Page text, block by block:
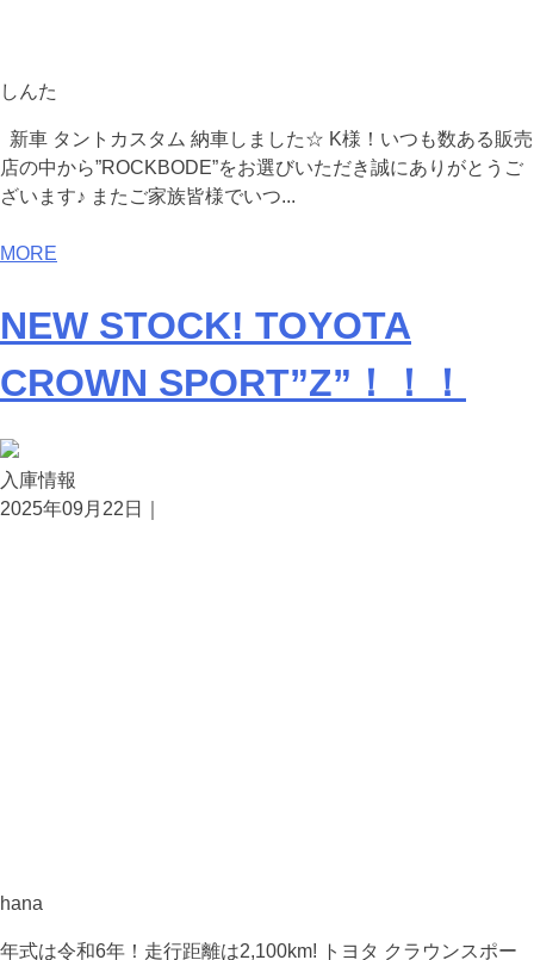
しんた
新車 タントカスタム 納車しました☆ K様！いつも数ある販売
店の中から”ROCKBODE”をお選びいただき誠にありがとうご
ざいます♪ またご家族皆様でいつ...
MORE
NEW STOCK! TOYOTA
CROWN SPORT”Z”！！！
入庫情報
2025年09月22日｜
hana
年式は令和6年！走行距離は2,100km! トヨタ クラウンスポー